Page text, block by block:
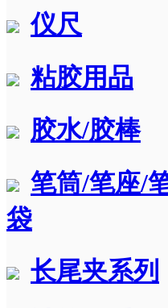
仪尺
粘胶用品
胶水/胶棒
笔筒/笔座/
袋
长尾夹系列